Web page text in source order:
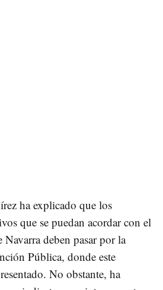
ha explicado que los
que se puedan acordar con el
deben pasar por la
Pública, donde este
No obstante, ha